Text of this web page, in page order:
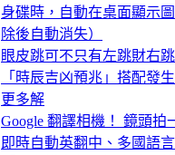
身碟時，自動在桌面顯示
除後自動消失）
眼皮跳可不只有左跳財右跳
「時辰吉凶預兆」搭配發
更多解
Google 翻譯相機！ 鏡頭拍
即時自動英翻中、多國語